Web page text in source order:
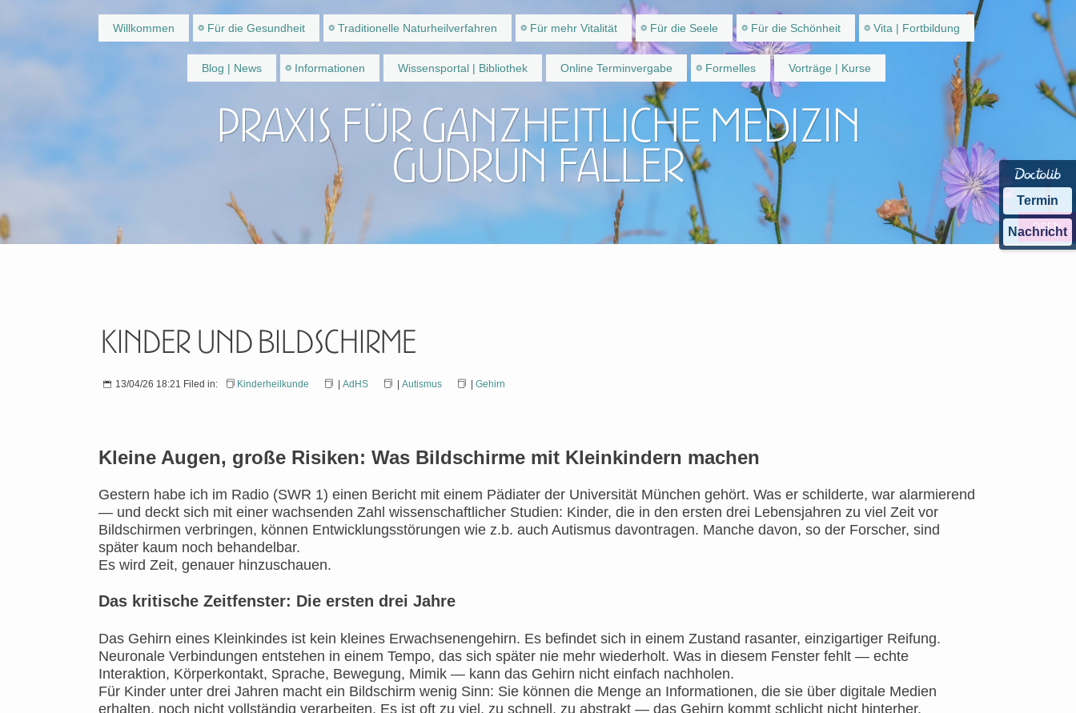
Termin
Nachricht
Willkommen Für die Gesundheit Traditionelle Naturheilverfahren Für mehr Vitalität Für die Seele Für die Schönheit Vita | Fortbildung
Blog | News Informationen Wissensportal | Bibliothek Online Terminvergabe Formelles Vorträge | Kurse
Praxis für ganzheitliche Medizin
Gudrun Faller
Kinder und Bildschirme
13/04/26 18:21 Filed in: Kinderheilkunde AdHS Autismus Gehirn
Kleine Augen, große Risiken: Was Bildschirme mit Kleinkindern machen
Gestern habe ich im Radio (SWR 1) einen Bericht mit einem Pädiater der Universität München gehört. Was er schilderte, war alarmierend
— und deckt sich mit einer wachsenden Zahl wissenschaftlicher Studien: Kinder, die in den ersten drei Lebensjahren zu viel Zeit vor
Bildschirmen verbringen, können Entwicklungsstörungen wie z.b. auch Autismus davontragen. Manche davon, so der Forscher, sind
später kaum noch behandelbar.
Es wird Zeit, genauer hinzuschauen.
Das kritische Zeitfenster: Die ersten drei Jahre
Das Gehirn eines Kleinkindes ist kein kleines Erwachsenengehirn. Es befindet sich in einem Zustand rasanter, einzigartiger Reifung.
Neuronale Verbindungen entstehen in einem Tempo, das sich später nie mehr wiederholt. Was in diesem Fenster fehlt — echte
Interaktion, Körperkontakt, Sprache, Bewegung, Mimik — kann das Gehirn nicht einfach nachholen.
Für Kinder unter drei Jahren macht ein Bildschirm wenig Sinn: Sie können die Menge an Informationen, die sie über digitale Medien
erhalten, noch nicht vollständig verarbeiten. Es ist oft zu viel, zu schnell, zu abstrakt — das Gehirn kommt schlicht nicht hinterher.